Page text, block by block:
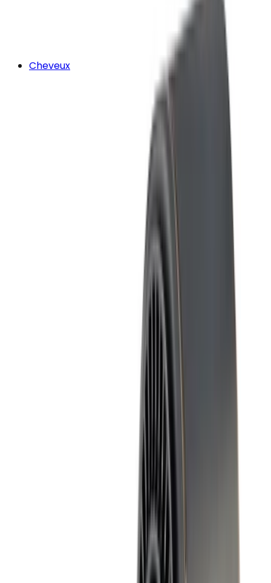
Cheveux